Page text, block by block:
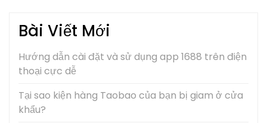
Bài Viết Mới
Hướng dẫn cài đặt và sử dụng app 1688 trên điện
thoại cực dễ
Tại sao kiện hàng Taobao của bạn bị giam ở cửa
khẩu?